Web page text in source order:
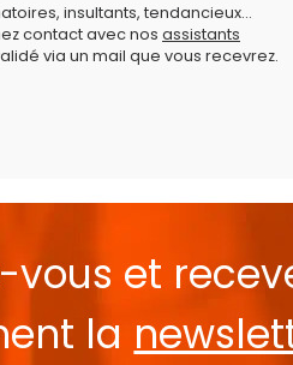
insultants, tendancieux...
contact avec nos assistants
via un mail que vous recevrez.
vous et
la